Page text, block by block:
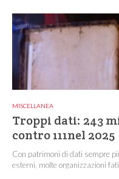
MISCELLANEA
Troppi dati: 243
contro 111nel 2025
Con patrimoni di dati sempre
esterni, molte organizzazioni